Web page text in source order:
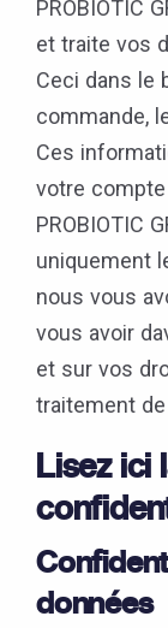
PROBIOTIC
et traite vos
Ceci dans le
commande,
Ces
votre compte
PROBIOTIC
uniquement
nous vous
vous avoir
et sur vos
traitement
Lisez ici
données